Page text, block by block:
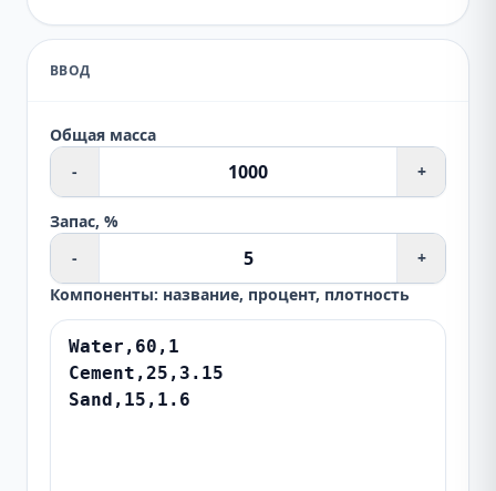
ВВОД
Общая масса
-
+
Запас, %
-
+
Компоненты: название, процент, плотность